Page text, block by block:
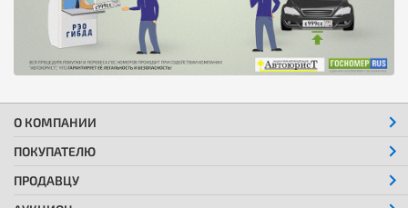
О КОМПАНИИ
ПОКУПАТЕЛЮ
ПРОДАВЦУ